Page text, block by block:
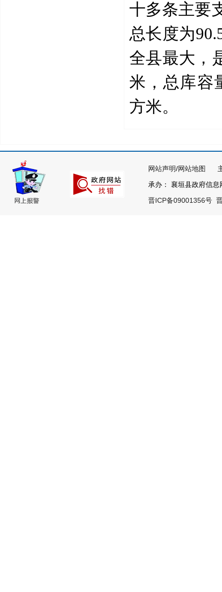
十多条主要
总长度为
全县最大，
米，总库容
方米。
网站声明/网站地图
主
承办： 襄垣县政府信
晋ICP备09001356号